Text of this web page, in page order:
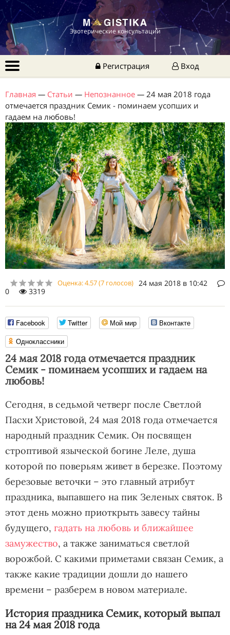
Эзотерические консультации
Регистрация Вход
Главная — Статьи — Непознанное — 24 мая 2018 года
отмечается праздник Семик - поминаем усопших и
гадаем на любовь!
Оценка:4.57(7 голосов) 24 мая 2018 в 10:42
0
3319
Facebook Twitter Мой мир
Вконтакте
Одноклассники
24 мая 2018 года отмечается праздник
Семик - поминаем усопших и гадаем на
любовь!
Сегодня, в седьмой четверг после Светлой
Пасхи Христовой, 24 мая 2018 года отмечается
народный праздник Семик. Он посвящен
строптивой языческой богине Леле, душа
которой по поверьям живет в березке. Поэтому
березовые веточки – это главный атрибут
праздника, выпавшего на пик Зеленых святок. В
этот день можно приоткрыть завесу тайны
будущего, гадать на любовь и ближайшее
замужество, а также заниматься светлой
ворожбой. С какими приметами связан Семик, а
также какие традиции дошли до нашего
времени – разберем в новом материале.
История праздника Семик, который выпал
на 24 мая 2018 года